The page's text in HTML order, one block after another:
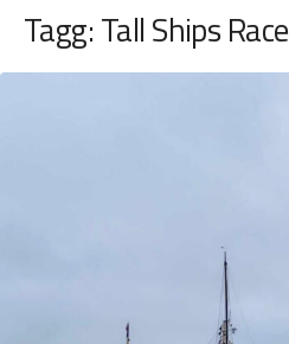
Tagg: Tall Ships Race